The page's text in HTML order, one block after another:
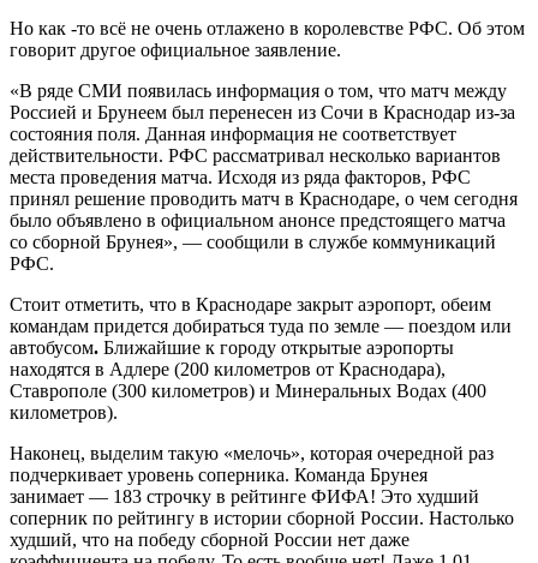
Но как -то всё не очень отлажено в королевстве РФС. Об этом
говорит другое официальное заявление.
«В ряде СМИ появилась информация о том, что матч между
Россией и Брунеем был перенесен из Сочи в Краснодар из-за
состояния поля. Данная информация не соответствует
действительности. РФС рассматривал несколько вариантов
места проведения матча. Исходя из ряда факторов, РФС
принял решение проводить матч в Краснодаре, о чем сегодня
было объявлено в официальном анонсе предстоящего матча
со сборной Брунея», — сообщили в службе коммуникаций
РФС.
Стоит отметить, что в Краснодаре закрыт аэропорт, обеим
командам придется добираться туда по земле — поездом или
автобусом. Ближайшие к городу открытые аэропорты
находятся в Адлере (200 километров от Краснодара),
Ставрополе (300 километров) и Минеральных Водах (400
километров).
Наконец, выделим такую «мелочь», которая очередной раз
подчеркивает уровень соперника. Команда Брунея
занимает — 183 строчку в рейтинге ФИФА! Это худший
соперник по рейтингу в истории сборной России. Настолько
худший, что на победу сборной России нет даже